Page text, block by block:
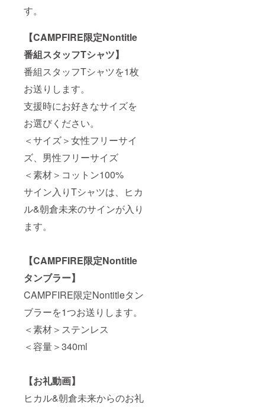
す。
【CAMPFIRE限定Nontitle
番組スタッフTシャツ】
番組スタッフTシャツを1枚
お送りします。
支援時にお好きなサイズを
お選びください。
＜サイズ＞女性フリーサイ
ズ、男性フリーサイズ
＜素材＞コットン100%
サイン入りTシャツは、ヒカ
ル&朝倉未来のサインが入り
ます。
【CAMPFIRE限定Nontitle
タンブラー】
CAMPFIRE限定Nontitleタン
ブラーを1つお送りします。
＜素材＞ステンレス
＜容量＞340ml
【お礼動画】
ヒカル&朝倉未来からのお礼